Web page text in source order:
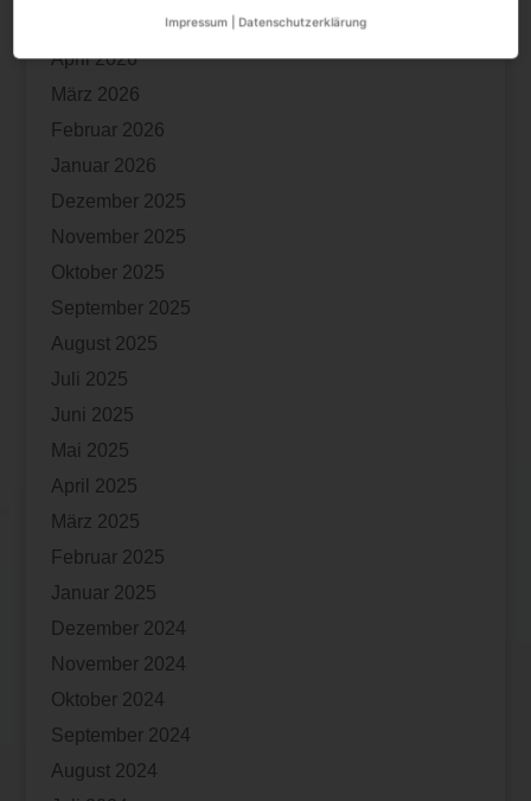
April 2026
März 2026
Februar 2026
Januar 2026
Dezember 2025
November 2025
Oktober 2025
September 2025
August 2025
Juli 2025
Juni 2025
Mai 2025
April 2025
März 2025
Februar 2025
Januar 2025
Dezember 2024
November 2024
Oktober 2024
September 2024
August 2024
Impressum Datenschutzerklärung